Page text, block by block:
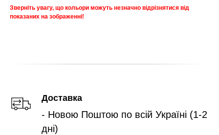
Зверніть увагу, що кольори можуть незначно відрізнятися від
показаних на зображенні!
Доставка
- Новою Поштою по всій Україні (1-2
дні)